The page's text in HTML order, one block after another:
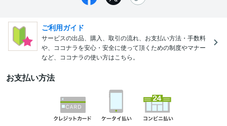
ご利用ガイド
サービスの出品、購入、取引の流れ、お支払い方法・手数料
や、ココナラを安心・安全に使って頂くための制度やマナー
など、ココナラの使い方はこちら。
お支払い方法